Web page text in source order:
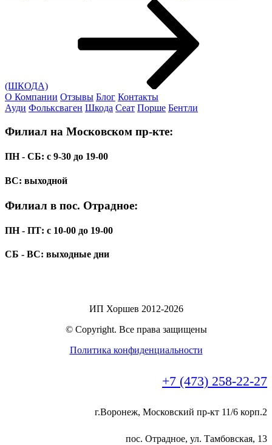
(ШКОДА)
О Компании Отзывы Блог Контакты
Ауди Фольксваген Шкода Сеат Порше Бентли
Филиал на Московском пр-кте:
ПН - СБ: с 9-30 до 19-00
ВС: выходной
Филиал в пос. Отрадное:
ПН - ПТ: с 10-00 до 19-00
СБ - ВС: выходные дни
ИП Хоршев 2012-2026
© Copyright. Все права защищены
Политика конфиденциальности
+7 (473) 258-22-27
г.Воронеж, Московский пр-кт 11/6 корп.2
пос. Отрадное, ул. Тамбовская, 13